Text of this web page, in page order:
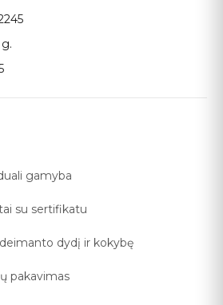
gamyba
su sertifikatu
dydį ir kokybę
pakavimas